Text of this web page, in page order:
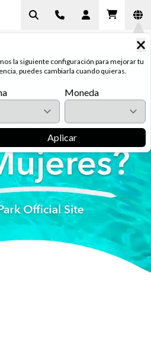
la siguiente configuración para mejorar tu
puedes cambiarla cuando quieras.
Moneda
Aplicar
y Riviera Maya Qué hacer en Isla